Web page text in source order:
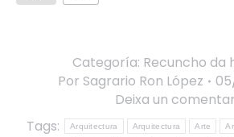
Categoría: Recuncho da
Por Sagrario Ron López
Deixa un
Tags:
Arquitectura Arquitectura Arte